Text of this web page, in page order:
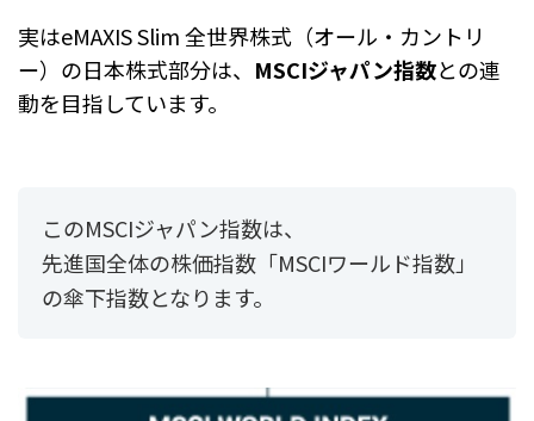
実はeMAXIS Slim 全世界株式（オール・カントリ
ー）の日本株式部分は、 MSCIジャパン指数との連
動を目指しています。
このMSCIジャパン指数は、
先進国全体の株価指数「MSCIワールド指数」
の傘下指数となります。